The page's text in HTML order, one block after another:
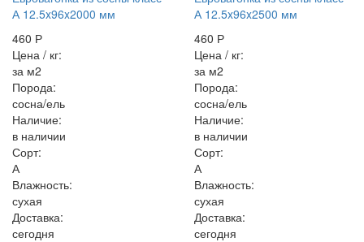
А 12.5x96x2000 мм
460 Р
Цена / кг:
за м2
Порода:
сосна/ель
Наличие:
в наличии
Сорт:
А
Влажность:
сухая
Доставка:
сегодня
А 12.5x96x2500 мм
460 Р
Цена / кг:
за м2
Порода:
сосна/ель
Наличие:
в наличии
Сорт:
А
Влажность:
сухая
Доставка:
сегодня